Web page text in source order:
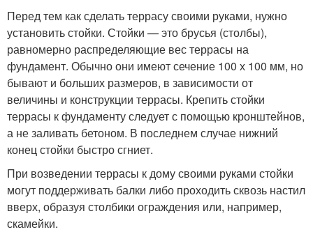
Перед тем как сделать террасу своими руками, нужно
установить стойки. Стойки — это брусья (столбы),
равномерно распределяющие вес террасы на
фундамент. Обычно они имеют сечение 100 х 100 мм, но
бывают и больших размеров, в зависимости от
величины и конструкции террасы. Крепить стойки
террасы к фундаменту следует с помощью кронштейнов,
а не заливать бетоном. В последнем случае нижний
конец стойки быстро сгниет.
При возведении террасы к дому своими руками стойки
могут поддерживать балки либо проходить сквозь настил
вверх, образуя столбики ограждения или, например,
скамейки.